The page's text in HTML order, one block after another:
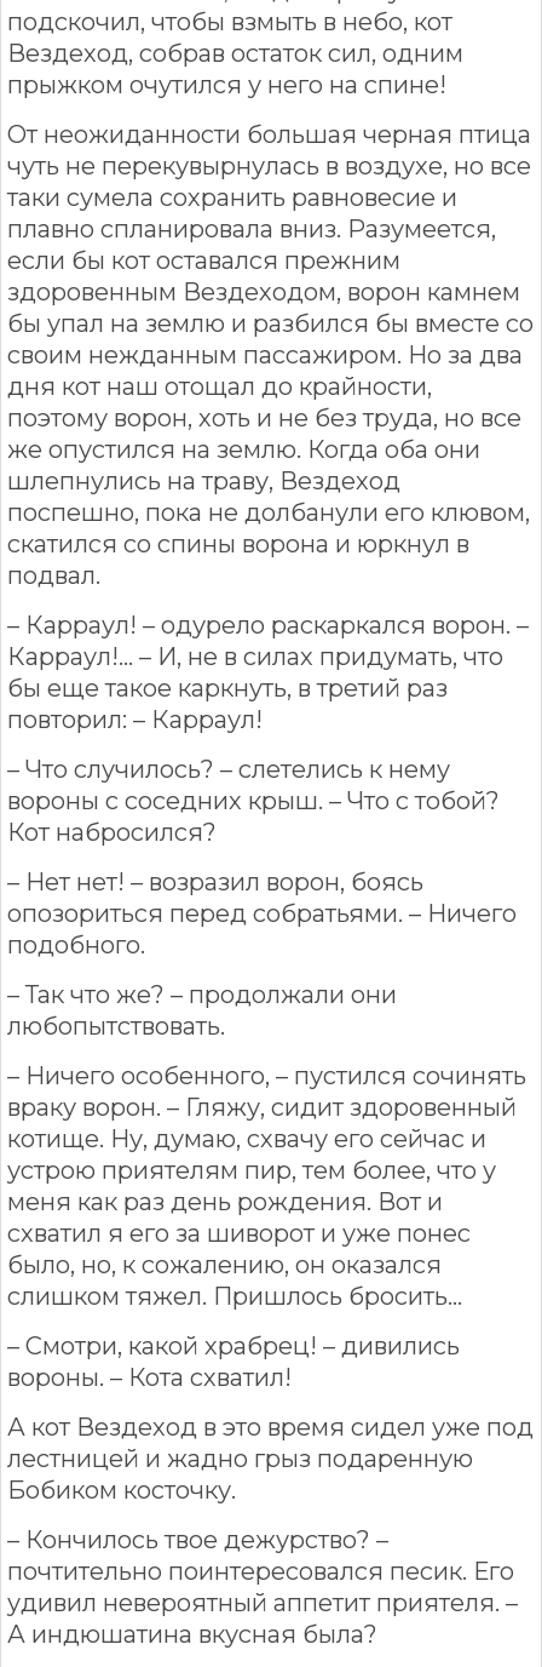
подскочил, чтобы взмыть в небо, кот
Вездеход, собрав остаток сил, одним
прыжком очутился у него на спине!
От неожиданности большая черная птица
чуть не перекувырнулась в воздухе, но все
таки сумела сохранить равновесие и
плавно спланировала вниз. Разумеется,
если бы кот оставался прежним
здоровенным Вездеходом, ворон камнем
бы упал на землю и разбился бы вместе со
своим нежданным пассажиром. Но за два
дня кот наш отощал до крайности,
поэтому ворон, хоть и не без труда, но все
же опустился на землю. Когда оба они
шлепнулись на траву, Вездеход
поспешно, пока не долбанули его клювом,
скатился со спины ворона и юркнул в
подвал.
– Карраул! – одурело раскаркался ворон. –
Карраул!… – И, не в силах придумать, что
бы еще такое каркнуть, в третий раз
повторил: – Карраул!
– Что случилось? – слетелись к нему
вороны с соседних крыш. – Что с тобой?
Кот набросился?
– Нет нет! – возразил ворон, боясь
опозориться перед собратьями. – Ничего
подобного.
– Так что же? – продолжали они
любопытствовать.
– Ничего особенного, – пустился сочинять
враку ворон. – Гляжу, сидит здоровенный
котище. Ну, думаю, схвачу его сейчас и
устрою приятелям пир, тем более, что у
меня как раз день рождения. Вот и
схватил я его за шиворот и уже понес
было, но, к сожалению, он оказался
слишком тяжел. Пришлось бросить…
– Смотри, какой храбрец! – дивились
вороны. – Кота схватил!
А кот Вездеход в это время сидел уже под
лестницей и жадно грыз подаренную
Бобиком косточку.
– Кончилось твое дежурство? –
почтительно поинтересовался песик. Его
удивил невероятный аппетит приятеля. –
А индюшатина вкусная была?